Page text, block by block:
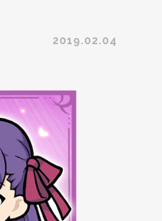
2019.02.04